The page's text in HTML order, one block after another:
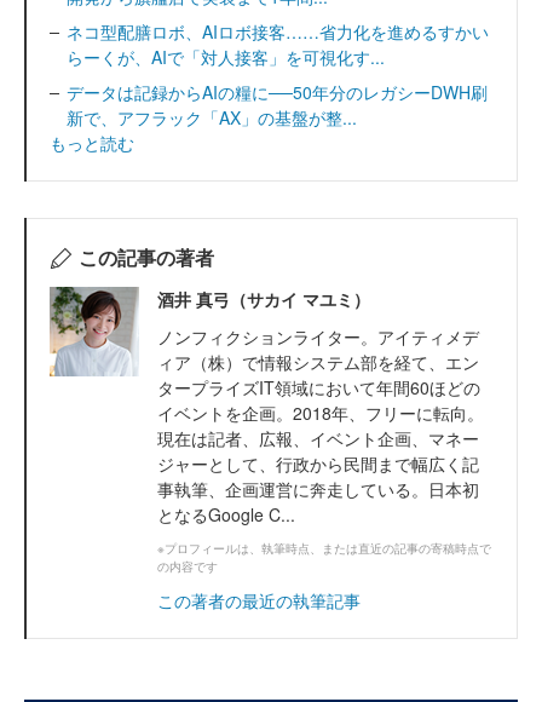
ネコ型配膳ロボ、AIロボ接客……省力化を進めるすかい
らーくが、AIで「対人接客」を可視化す...
データは記録からAIの糧に──50年分のレガシーDWH刷
新で、アフラック「AX」の基盤が整...
もっと読む
この記事の著者
酒井 真弓（サカイ マユミ）
ノンフィクションライター。アイティメデ
ィア（株）で情報システム部を経て、エン
タープライズIT領域において年間60ほどの
イベントを企画。2018年、フリーに転向。
現在は記者、広報、イベント企画、マネー
ジャーとして、行政から民間まで幅広く記
事執筆、企画運営に奔走している。日本初
となるGoogle C...
※プロフィールは、執筆時点、または直近の記事の寄稿時点で
の内容です
この著者の最近の執筆記事